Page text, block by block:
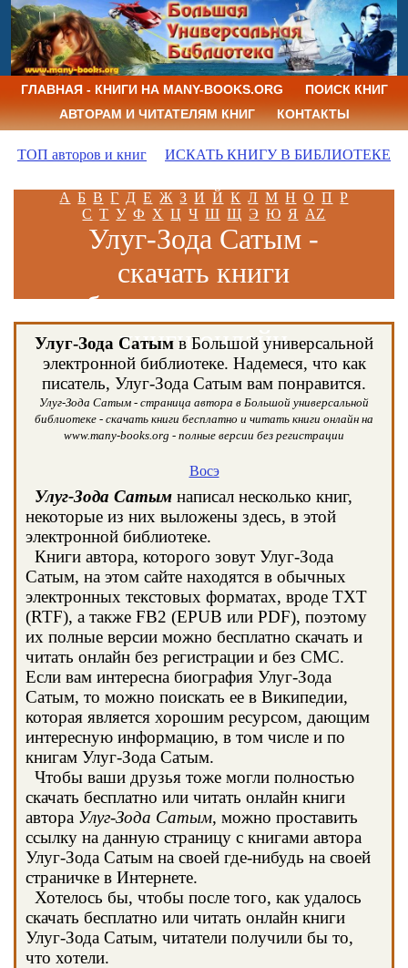
ГЛАВНАЯ - КНИГИ НА MANY-BOOKS.ORG
ПОИСК КНИГ
АВТОРАМ И ЧИТАТЕЛЯМ КНИГ
КОНТАКТЫ
ТОП авторов и книг ИСКАТЬ КНИГУ В БИБЛИОТЕКЕ
А Б В Г Д Е Ж З И Й К Л М Н О П Р
С Т У Ф Х Ц Ч Ш Щ Э Ю Я AZ
Улуг-Зода Сатым -
скачать книги
бесплатно и читать
книги онлайн
Улуг-Зода Сатым в Большой универсальной
электронной библиотеке. Надемеся, что как
писатель, Улуг-Зода Сатым вам понравится.
Улуг-Зода Сатым - страница автора в Большой универсальной
библиотеке - скачать книги бесплатно и читать книги онлайн на
www.many-books.org - полные версии без регистрации
Восэ
Улуг-Зода Сатым написал несколько книг,
некоторые из них выложены здесь, в этой
электронной библиотеке.
Книги автора, которого зовут Улуг-Зода
Сатым, на этом сайте находятся в обычных
электронных текстовых форматах, вроде TXT
(RTF), а также FB2 (EPUB или PDF), поэтому
их полные версии можно бесплатно скачать и
читать онлайн без регистрации и без СМС.
Если вам интересна биография Улуг-Зода
Сатым, то можно поискать ее в Википедии,
которая является хорошим ресурсом, дающим
интересную информацию, в том числе и по
книгам Улуг-Зода Сатым.
Чтобы ваши друзья тоже могли полностью
скачать бесплатно или читать онлайн книги
автора Улуг-Зода Сатым, можно проставить
ссылку на данную страницу с книгами автора
Улуг-Зода Сатым на своей где-нибудь на своей
страничке в Интернете.
Хотелось бы, чтобы после того, как удалось
скачать бесплатно или читать онлайн книги
Улуг-Зода Сатым, читатели получили бы то,
что хотели.